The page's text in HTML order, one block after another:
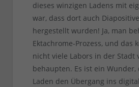
dieses winzigen Ladens mit
war, dass dort auch
hergestellt wurden! Ja, man
Ektachrome-Prozess, und das
nicht viele Labors in der Stadt
behaupten. Es ist ein Wunder,
Laden den Übergang ins